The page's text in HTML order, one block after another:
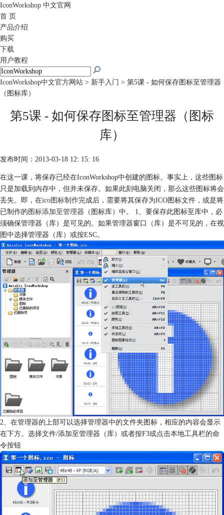
IconWorkshop 中文官网
首 页
产品介绍
购买
下载
用户教程
IconWorkshop中文官方网站 > 新手入门 > 第5课 - 如何保存图标至管理器
（图标库）
第5课 - 如何保存图标至管理器（图标
库）
发布时间：2013-03-18 12: 15: 16
在这一课，将保存已经在IconWorkshop中创建的图标。事实上，这些图标
只是加载到内存中，但并未保存。如果此刻电脑关闭，那么这些图标将会
丢失。即，在ico图标制作完成后，需要将其保存为ICO图标文件，或是将
已制作的图标添加至管理器 （图标库）中。 1、要保存此图标至库中，必
须确保管理器（库）是可见的。如果管理器窗口（库）是不可见的，在视
图中选择管理器（库）或按ESC。
2、在管理器的上部可以选择管理器中的文件夹图标，相应的内容会显示
在下方。选择文件/添加至管理器（库）或者按F3或点击本地工具栏的命
令按钮